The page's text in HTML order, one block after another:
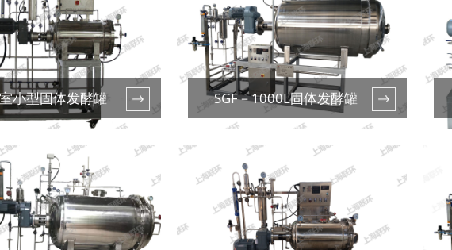
小型固体发酵罐 SGF－1000L固体发酵罐